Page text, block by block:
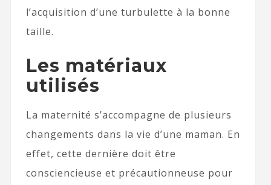
l’acquisition d’une turbulette à la bonne
taille.
Les matériaux
utilisés
La maternité s’accompagne de plusieurs
changements dans la vie d’une maman. En
effet, cette dernière doit être
consciencieuse et précautionneuse pour